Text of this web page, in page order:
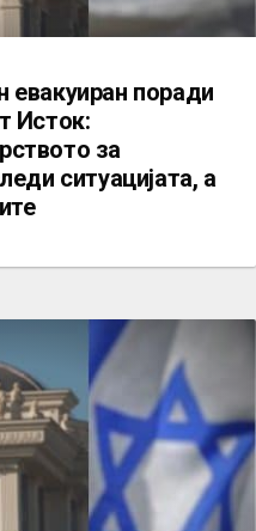
евакуиран поради
Исток:
за
ситуацијата, а